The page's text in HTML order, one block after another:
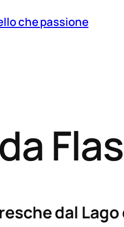
che passione
dal